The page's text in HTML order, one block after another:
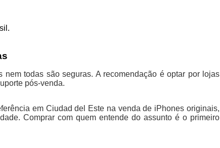
todas são seguras. A recomendação é optar por lojas
pós-venda.
em Ciudad del Este na venda de iPhones originais,
Comprar com quem entende do assunto é o primeiro